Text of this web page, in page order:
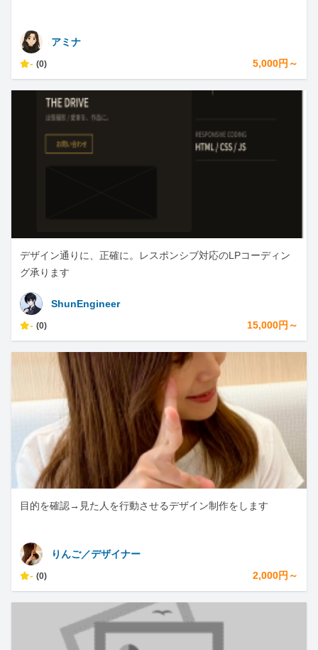
アミナ
- (0) 5,000円～
デザイン通りに、正確に。レスポンシブ対応のLPコーディン
グ承ります
ShunEngineer
- (0) 15,000円～
目的を確認→見た人を行動させるデザイン制作をします
りんご／デザイナー
- (0) 2,000円～